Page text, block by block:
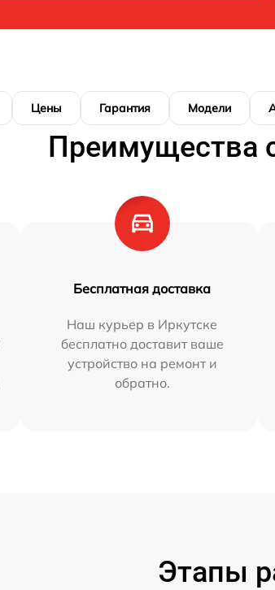
Цены Гарантия Модели
Преимущества
Бесплатная доставка
Наш курьер в Иркутске
бесплатно доставит ваше
устройство на ремонт и
обратно.
Этапы